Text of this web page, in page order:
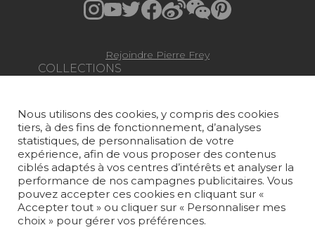
COLLECTIONS
PAPIERS PEINTS
TAPIS ET MOQUETTES
MOBILIER
PROJETS
SUR-MESURE
Rejoindre Pierre Frey
Nous utilisons des cookies, y compris des cookies
tiers, à des fins de fonctionnement, d’analyses
statistiques, de personnalisation de votre
expérience, afin de vous proposer des contenus
ciblés adaptés à vos centres d’intérêts et analyser la
performance de nos campagnes publicitaires. Vous
pouvez accepter ces cookies en cliquant sur «
Accepter tout » ou cliquer sur « Personnaliser mes
choix » pour gérer vos préférences.